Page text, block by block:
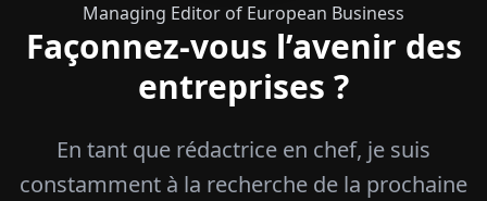
Managing Editor of European Business
Façonnez-vous l’avenir des
entreprises ?
En tant que rédactrice en chef, je suis
constamment à la recherche de la prochaine